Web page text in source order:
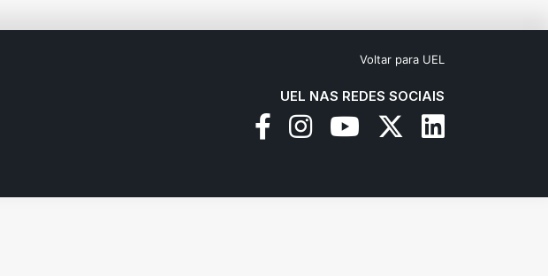
Voltar para UEL
UEL NAS REDES SOCIAIS